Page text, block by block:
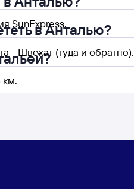
SunExpress.
в Анталью?
- Швехат (туда и обратно).
км.